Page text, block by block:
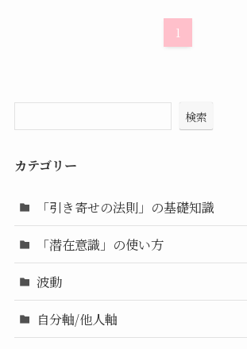
1
検索
カテゴリー
「引き寄せの法則」の基礎知識
「潜在意識」の使い方
波動
自分軸/他人軸